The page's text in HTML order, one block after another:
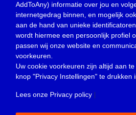
Oproep(734)
Overlijden(39)
Podcast(18)
prijsvraag (5)
Religie (1.438)
Service(226)
AddToAny) informatie over jou en
internetgedrag binnen, en mogelijk
aan de hand van unieke
wordt hiermee een persoonlijk profiel
passen wij onze website en
voorkeuren.
Uw cookie voorkeuren zijn altijd aan
knop "Privacy Instellingen" te drukken
Lees onze Privacy policy |